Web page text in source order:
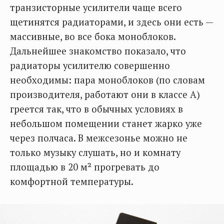
транзисторные усилители чаще всего
щетинятся радиаторами, и здесь они есть —
массивные, во все бока моноблоков.
Дальнейшее знакомство показало, что
радиаторы усилителю совершенно
необходимы: пара моноблоков (по словам
производителя, работают они в классе А)
греется так, что в обычных условиях в
небольшом помещении станет жарко уже
через полчаса. В межсезонье можно не
только музыку слушать, но и комнату
площадью в 20 м² прогревать до
комфортной температуры.